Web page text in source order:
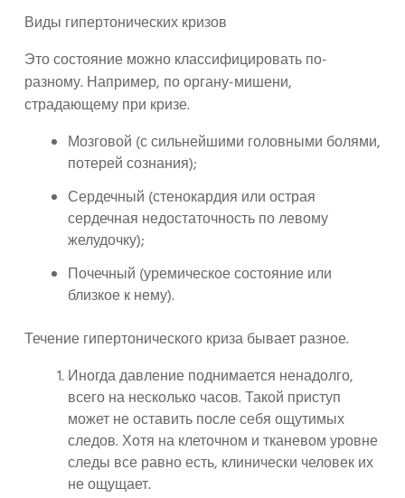
Виды гипертонических кризов
Это состояние можно классифицировать по-
разному. Например, по органу-мишени,
страдающему при кризе.
Мозговой (с сильнейшими головными болями,
потерей сознания);
Сердечный (стенокардия или острая
сердечная недостаточность по левому
желудочку);
Почечный (уремическое состояние или
близкое к нему).
Течение гипертонического криза бывает разное.
Иногда давление поднимается ненадолго,
всего на несколько часов. Такой приступ
может не оставить после себя ощутимых
следов. Хотя на клеточном и тканевом уровне
следы все равно есть, клинически человек их
не ощущает.